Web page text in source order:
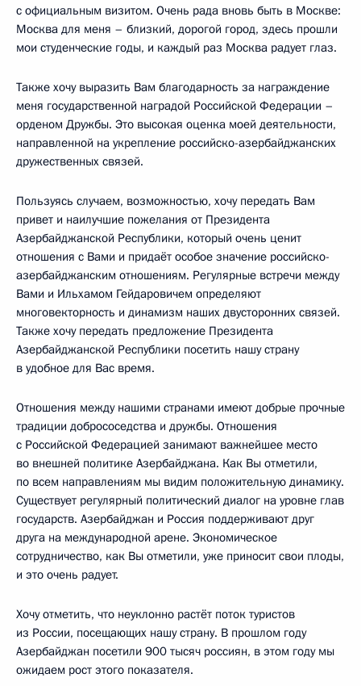
с официальным визитом. Очень рада вновь быть в Москве:
Москва для меня – близкий, дорогой город, здесь прошли
мои студенческие годы, и каждый раз Москва радует глаз.
Также хочу выразить Вам благодарность за награждение
меня государственной наградой Российской Федерации –
орденом Дружбы. Это высокая оценка моей деятельности,
направленной на укрепление российско-азербайджанских
дружественных связей.
Пользуясь случаем, возможностью, хочу передать Вам
привет и наилучшие пожелания от Президента
Азербайджанской Республики, который очень ценит
отношения с Вами и придаёт особое значение российско-
азербайджанским отношениям. Регулярные встречи между
Вами и Ильхамом Гейдаровичем определяют
многовекторность и динамизм наших двусторонних связей.
Также хочу передать предложение Президента
Азербайджанской Республики посетить нашу страну
в удобное для Вас время.
Отношения между нашими странами имеют добрые прочные
традиции добрососедства и дружбы. Отношения
с Российской Федерацией занимают важнейшее место
во внешней политике Азербайджана. Как Вы отметили,
по всем направлениям мы видим положительную динамику.
Существует регулярный политический диалог на уровне глав
государств. Азербайджан и Россия поддерживают друг
друга на международной арене. Экономическое
сотрудничество, как Вы отметили, уже приносит свои плоды,
и это очень радует.
Хочу отметить, что неуклонно растёт поток туристов
из России, посещающих нашу страну. В прошлом году
Азербайджан посетили 900 тысяч россиян, в этом году мы
ожидаем рост этого показателя.